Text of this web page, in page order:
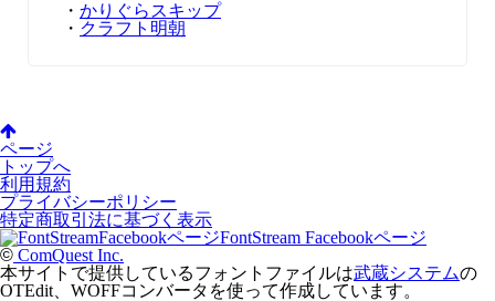
・ かりぐらスキップ
・ クラフト明朝
ページ
トップへ
利用規約
プライバシーポリシー
特定商取引法に基づく表示
FontStream Facebookページ
© ComQuest Inc.
本サイトで提供しているフォントファイルは武蔵システムの
OTEdit、WOFFコンバータを使って作成しています。